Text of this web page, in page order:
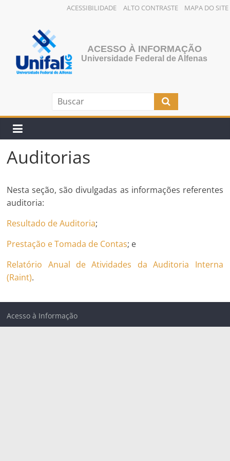
ACESSIBILIDADE ALTO CONTRASTE MAPA DO SITE
conteúdo
ACESSO À INFORMAÇÃO
Universidade Federal de Alfenas
Auditorias
Nesta seção, são divulgadas as informações referentes
auditoria:
Resultado de Auditoria;
Prestação e Tomada de Contas; e
Relatório Anual de Atividades da Auditoria Interna
(Raint).
Acesso à Informação